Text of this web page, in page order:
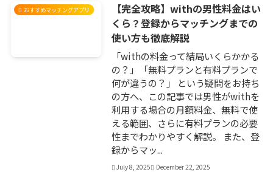
おすすめマッチングアプリ
【完全攻略】withの男性料金はい
くら？登録からマッチングまでの
使い方も徹底解説
「withの料金って結局いくらかかる
の？」「無料プランと有料プランで
何が違うの？」 という疑問をお持ち
の方へ、この記事では男性がwithを
利用する場合の月額料金、無料で使
える範囲、さらに有料プランの必要
性までわかりやすく解説。 また、登
録からマッ...
July 8, 2025
December 22, 2025